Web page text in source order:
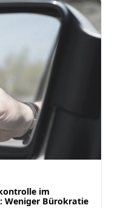
im
Weniger Bürokratie